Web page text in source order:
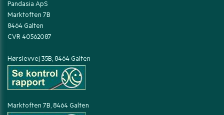
Pandasia ApS
Marktoften 7B
8464 Galten
CVR 40562087
Hørslevvej 35B, 8464 Galten
Marktoften 7B, 8464 Galten